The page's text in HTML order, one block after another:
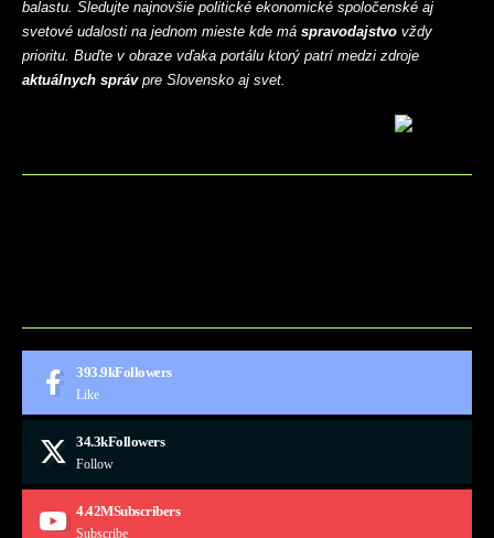
balastu. Sledujte najnovšie politické ekonomické spoločenské aj
svetové udalosti na jednom mieste kde má spravodajstvo vždy
prioritu. Buďte v obraze vďaka portálu ktorý patrí medzi zdroje
aktuálnych správpre Slovensko aj svet.
393.9kFollowers
Like
34.3kFollowers
Follow
4.42MSubscribers
Subscribe